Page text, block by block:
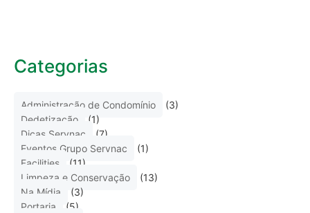
Categorias
Administração de Condomínio
(3)
Dedetização
(1)
Dicas Servnac
(7)
Eventos Grupo Servnac
(1)
Facilities
(11)
Limpeza e Conservação
(13)
Na Mídia
(3)
Portaria
(5)